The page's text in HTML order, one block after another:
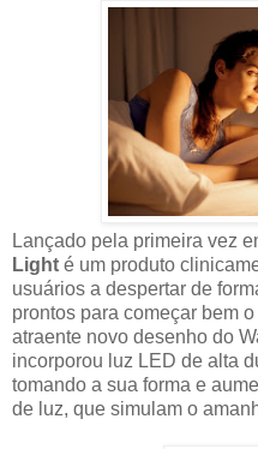
Lançado pela primeira vez
Light é um produto
usuários a despertar de
prontos para começar bem
atraente novo desenho do
incorporou luz LED de alta
tomando a sua forma e
de luz, que simulam o